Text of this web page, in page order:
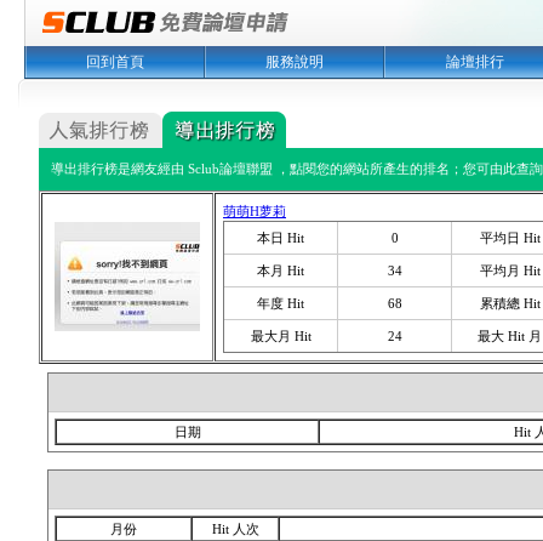
回到首頁 服務說明 論壇排行
導出排行榜是網友經由 Sclub論壇聯盟 ，點閱您的網站所產生的排名；您可由此查
萌萌H萝莉
本日 Hit
0 平均日 Hit
本月 Hit 34 平均月 Hit
年度 Hit 68 累積總 Hit
最大月 Hit 24 最大 Hit 月
日期 Hit
月份
Hit 人次